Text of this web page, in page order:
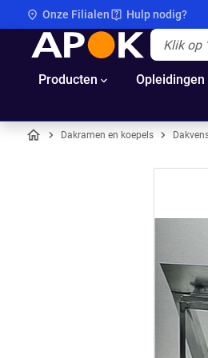
Onze Filialen Hulp nodig?
APOK
Producten Opleidingen
Dakramen en koepels